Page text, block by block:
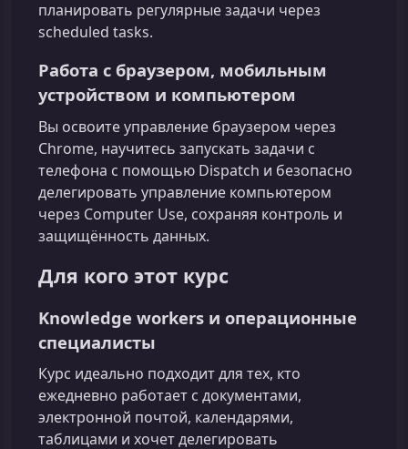
планировать регулярные задачи через
scheduled tasks.
Работа с браузером, мобильным
устройством и компьютером
Вы освоите управление браузером через
Chrome, научитесь запускать задачи с
телефона с помощью Dispatch и безопасно
делегировать управление компьютером
через Computer Use, сохраняя контроль и
защищённость данных.
Для кого этот курс
Knowledge workers и операционные
специалисты
Курс идеально подходит для тех, кто
ежедневно работает с документами,
электронной почтой, календарями,
таблицами и хочет делегировать